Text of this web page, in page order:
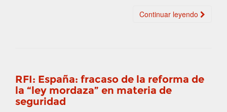
Continuar leyendo
RFI: España: fracaso de la reforma de
la “ley mordaza” en materia de
seguridad